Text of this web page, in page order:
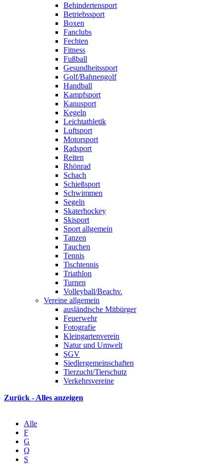
Behindertensport
Betriebssport
Boxen
Fanclubs
Fechten
Fitness
Fußball
Gesundheitssport
Golf/Bahnengolf
Handball
Kampfsport
Kanusport
Kegeln
Leichtathletik
Luftsport
Motorsport
Radsport
Reiten
Rhönrad
Schach
Schießsport
Schwimmen
Segeln
Skaterhockey
Skisport
Sport allgemein
Tanzen
Tauchen
Tennis
Tischtennis
Triathlon
Turnen
Volleyball/Beachv.
Vereine allgemein
ausländische Mitbürger
Feuerwehr
Fotografie
Kleingartenverein
Natur und Umwelt
SGV
Siedlergemeinschaften
Tierzucht/Tierschutz
Verkehrsvereine
Zurück - Alles anzeigen
Alle
F
G
Q
S